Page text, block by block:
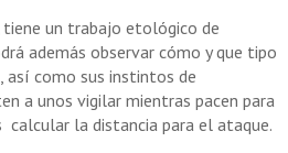
tiene un trabajo etológico de
además observar cómo y que tipo
así como sus instintos de
a unos vigilar mientras pacen para
la distancia para el ataque.